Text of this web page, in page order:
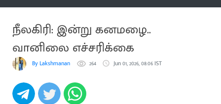
நீலகிரி: இன்று கனமழை..
வானிலை எச்சரிக்கை
By Lakshmanan 264 Jun 01, 2026, 08:06 IST